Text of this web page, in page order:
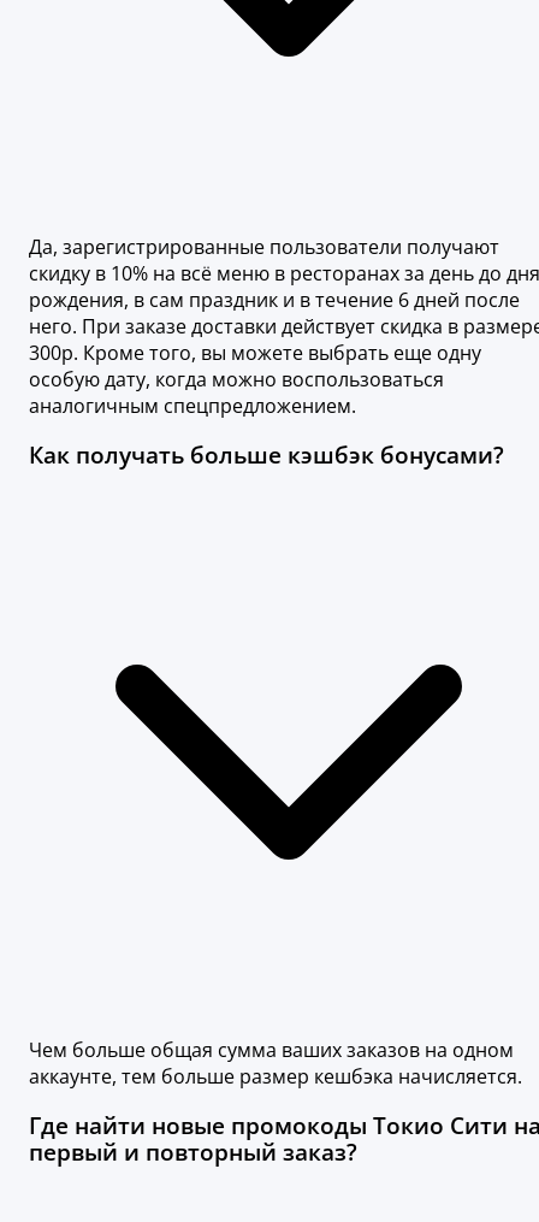
Да, зарегистрированные пользователи получают
скидку в 10% на всё меню в ресторанах за день до дня
рождения, в сам праздник и в течение 6 дней после
него. При заказе доставки действует скидка в
300р. Кроме того, вы можете выбрать еще одну
особую дату, когда можно воспользоваться
аналогичным спецпредложением.
Как получать больше кэшбэк бонусами?
Чем больше общая сумма ваших заказов на одном
аккаунте, тем больше размер кешбэка начисляется.
Где найти новые промокоды Токио Сити
первый и повторный заказ?